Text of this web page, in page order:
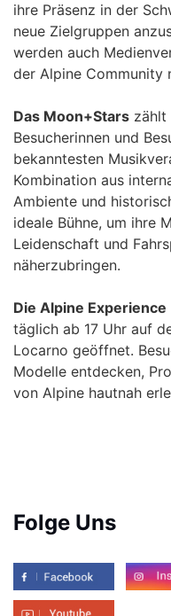
ihre Präsenz in der
neue Zielgruppen
werden auch
der Alpine Community
Das Moon+Stars zählt
Besucherinnen und
bekanntesten
Kombination aus
Ambiente und
ideale Bühne, um ihre
Leidenschaft und
näherzubringen.
Die Alpine Experience
täglich ab 17 Uhr auf
Locarno geöffnet.
Modelle entdecken,
von Alpine hautnah
Folge Uns